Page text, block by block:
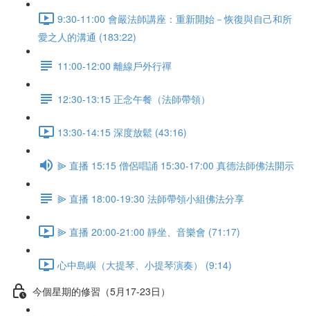
9:30-11:00 會嚴法師講座：重新開始－恢復與自己和所
愛之人的溝通 (183:22)
11:00-12:00 離線戶外行禪
12:30-13:15 正念午餐（法師帶領）
13:30-14:15 深度放鬆 (43:16)
⫸ 直播 15:15 僧侶唱誦 15:30-17:00 真德法師佛法開示
⫸ 直播 18:00-19:30 法師帶領小組佛法分享
⫸ 直播 20:00-21:00 靜坐、音樂會 (71:17)
心中島嶼（大提琴、小提琴演奏） (9:14)
今個星期的修習（5月17-23日）